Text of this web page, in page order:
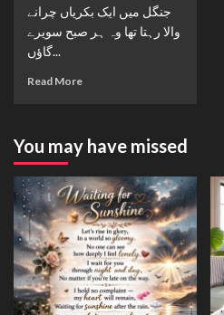
جنگل میں ایک بکریاں چرانے
والا رہتا تھا وہ ہر صبح سویرے
گاؤں...
Read More
You may have missed